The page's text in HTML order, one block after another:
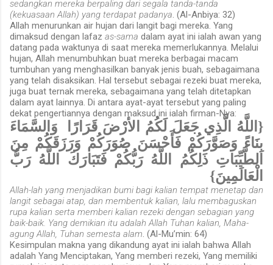
sedangkan mereka berpaling dari segala tanda-tanda
(kekuasaan Allah) yang terdapat padanya . (Al-Anbiya: 32)
Allah menurunkan air hujan dari langit bagi mereka. Yang
dimaksud dengan lafaz as-sama dalam ayat ini ialah awan yang
datang pada waktunya di saat mereka memerlukannya. Melalui
hujan, Allah menumbuhkan buat mereka berbagai macam
tumbuhan yang menghasilkan banyak jenis buah, sebagaimana
yang telah disaksikan. Hal tersebut sebagai rezeki buat mereka,
juga buat ternak mereka, sebagaimana yang telah ditetapkan
dalam ayat lainnya. Di antara ayat-ayat tersebut yang paling
dekat pengertiannya dengan maksud ini ialah firman-Nya:
{اللَّهُ الَّذِي جَعَلَ لَكُمُ الأرْضَ قَرَارًا وَالسَّمَاءَ
بِنَاءً وَصَوَّرَكُمْ فَأَحْسَنَ صُوَرَكُمْ وَرَزَقَكُمْ مِنَ
الطَّيِّبَاتِ ذَلِكُمُ اللَّهُ رَبُّكُمْ فَتَبَارَكَ اللَّهُ رَبُّ
الْعَالَمِينَ}
Allah-lah yang menjadikan bumi bagi kalian tempat menetap dan
langit sebagai atap, dan membentuk kalian, lalu membaguskan
rupa kalian serta memberi kalian rezeki dengan sebagian yang
baik-baik. Yang demikian itu adalah Allah Tuhan kalian, Maha-
agung Allah, Tuhan semesta alam . (Al-Mu’min: 64)
Kesimpulan makna yang dikandung ayat ini ialah bahwa Allah
adalah Yang Menciptakan, Yang memberi rezeki, Yang memiliki